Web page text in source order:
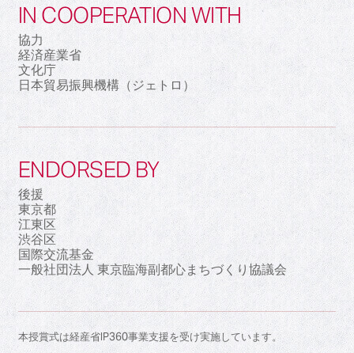
IN COOPERATION WITH
協力
経済産業省
文化庁
日本貿易振興機構（ジェトロ）
ENDORSED BY
後援
東京都
江東区
渋谷区
国際交流基金
一般社団法人 東京臨海副都心まちづくり協議会
本授賞式は経産省IP360事業支援を受け実施しています。